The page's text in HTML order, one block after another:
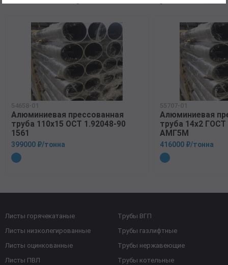
54658-01
Алюминиевая прессованная
труба 110х15 ОСТ 1.92048-90
1561
399000 ₽/тонна
55707-01
Алюминиевая
труба 14х2 ГОСТ
АМГ5М
416000 ₽/тонна
Листы горячекатаные
Листы низколегированные
Листы оцинкованные
Листы ПВЛ
Трубы ВГП
Трубы газлифтные
Трубы нержавеющие
Трубы котельные